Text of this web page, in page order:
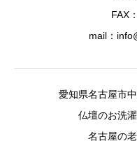
FAX
mail：
愛知県名古屋市
仏壇のお洗
名古屋の